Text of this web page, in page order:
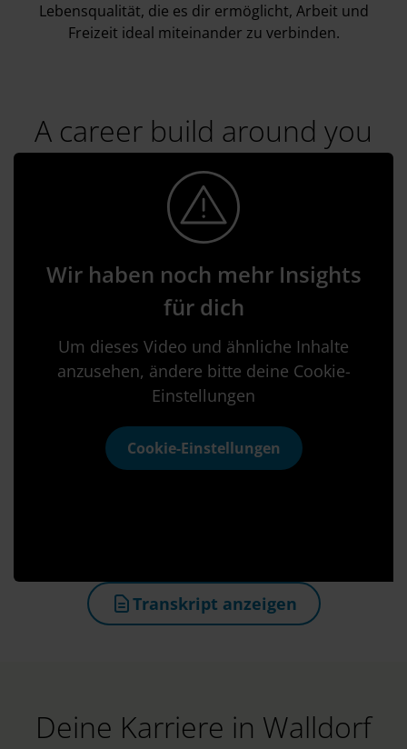
Lebensqualität, die es dir ermöglicht, Arbeit und
Freizeit ideal miteinander zu verbinden.
A career build around you
Wir haben noch mehr Insights
für dich
Um dieses Video und ähnliche Inhalte
anzusehen, ändere bitte deine Cookie-
Einstellungen
Cookie-Einstellungen
Transkript anzeigen
(öffnet in neuem Tab)
Deine Karriere in Walldorf